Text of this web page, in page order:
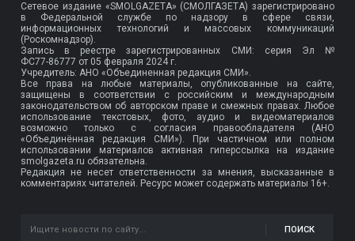
Сетевое издание «SMOLGAZETA» (СМОЛГАЗЕТА) зарегистрировано
в Федеральной службе по надзору в сфере связи,
информационных технологий и массовых коммуникаций
(Роскомнадзор).
Запись в реестре зарегистрированных СМИ: серия Эл №
ФС77-86777 от 05 февраля 2024 г.
Учредитель: АНО «Объединенная редакция СМИ».
Все права на любые материалы, опубликованные на сайте,
защищены в соответствии с российским и международным
законодательством об авторском праве и смежных правах. Любое
использование текстовых, фото, аудио и видеоматериалов
возможно только с согласия правообладателя (АНО
«Объединённая редакция СМИ»). При частичном или полном
использовании материалов активная гиперссылка на издание
smolgazeta.ru обязательна.
Редакция не несет ответственности за мнения, высказанные в
комментариях читателей. Ресурс может содержать материалы 16+.
ПОИСК